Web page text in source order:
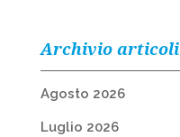
Archivio articoli
Agosto 2026
Luglio 2026